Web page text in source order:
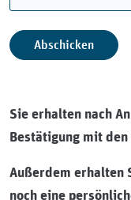
Sie erhalten nach
Bestätigung mit
Außerdem erhalten
noch eine